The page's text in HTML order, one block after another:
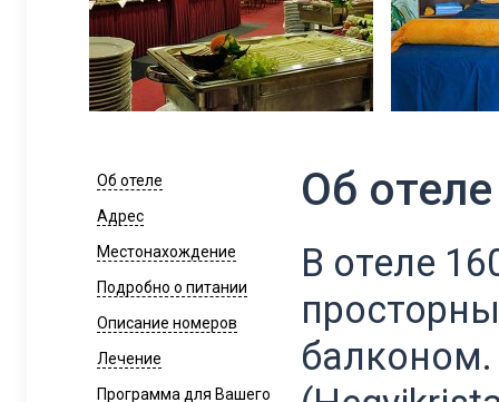
Об отеле
Адрес
Местонахождение
Подробно о питании
Описание номеров
Лечение
Программа для Вашего
Об отеле
В отеле
балконом.